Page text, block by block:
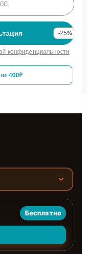
-25%
конфиденциальности
от 400₽
Бесплатно